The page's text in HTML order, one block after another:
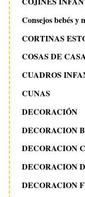
Consejos bebés y
CORTINAS
COSAS DE
CUADROS
CUNAS
DECORACIÓN
DECORACION
DECORACION
DECORACION
DECORACION